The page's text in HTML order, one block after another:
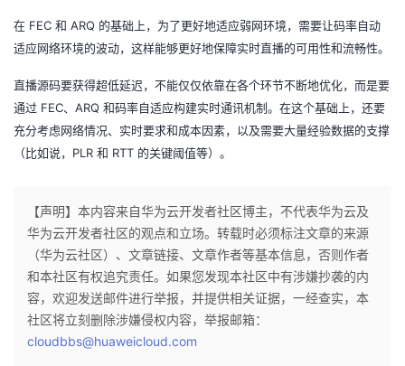
在 FEC 和 ARQ 的基础上，为了更好地适应弱网环境，需要让码率自动
适应网络环境的波动，这样能够更好地保障实时直播的可用性和流畅性。
直播源码要获得超低延迟，不能仅仅依靠在各个环节不断地优化，而是要
通过 FEC、 ARQ 和码率自适应构建实时通讯机制。在这个基础上，还要
充分考虑网络情况、实时要求和成本因素，以及需要大量经验数据的支撑
（比如说， PLR 和 RTT 的关键阈值等）。
【声明】本内容来自华为云开发者社区博主，不代表华为云及
华为云开发者社区的观点和立场。转载时必须标注文章的来源
（华为云社区）、文章链接、文章作者等基本信息，否则作者
和本社区有权追究责任。如果您发现本社区中有涉嫌抄袭的内
容，欢迎发送邮件进行举报，并提供相关证据，一经查实，本
社区将立刻删除涉嫌侵权内容，举报邮箱：
cloudbbs@huaweicloud.com